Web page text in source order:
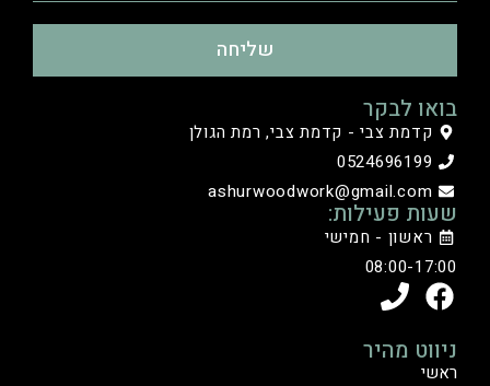
בואו לבקר
קדמת צבי - קדמת צבי, רמת הגולן
0524696199
ashurwoodwork@gmail.com
שעות פעילות:
ראשון - חמישי
08:00-17:00
ניווט מהיר
ראשי
שליחה